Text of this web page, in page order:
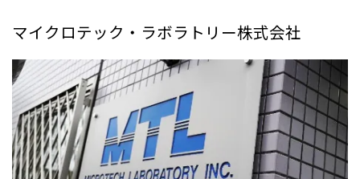
マイクロテック・ラボラトリー株式会社